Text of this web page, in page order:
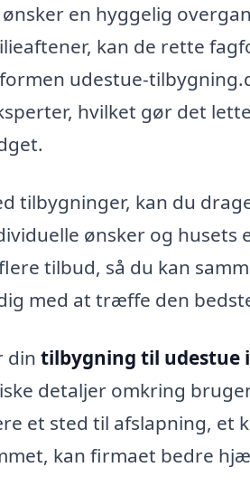
en hyggelig
kan de rette
udestue-
hvilket gør det
tilbygninger, kan du
ønsker og husets
tilbud, så du kan
med at træffe den
din tilbygning til udestue
detaljer omkring
et sted til afslapning, et
kan firmaet bedre